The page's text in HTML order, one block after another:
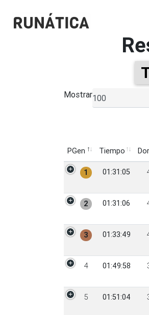
Mostrar
PGen Tiempo
PGen
Tiempo
1 01:31:05
2 01:31:06
3 01:33:49
4 01:49:58
5 01:51:04